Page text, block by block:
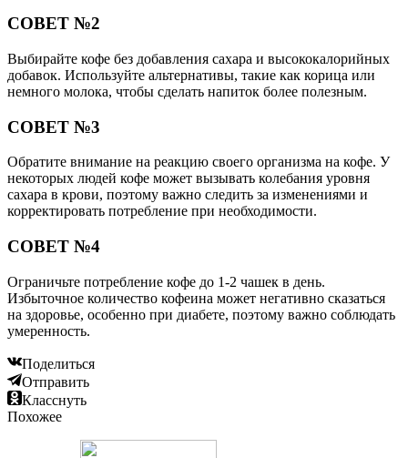
СОВЕТ №2
Выбирайте кофе без добавления сахара и высококалорийных
добавок. Используйте альтернативы, такие как корица или
немного молока, чтобы сделать напиток более полезным.
СОВЕТ №3
Обратите внимание на реакцию своего организма на кофе. У
некоторых людей кофе может вызывать колебания уровня
сахара в крови, поэтому важно следить за изменениями и
корректировать потребление при необходимости.
СОВЕТ №4
Ограничьте потребление кофе до 1-2 чашек в день.
Избыточное количество кофеина может негативно сказаться
на здоровье, особенно при диабете, поэтому важно соблюдать
умеренность.
Поделиться
Отправить
Класснуть
Похожее